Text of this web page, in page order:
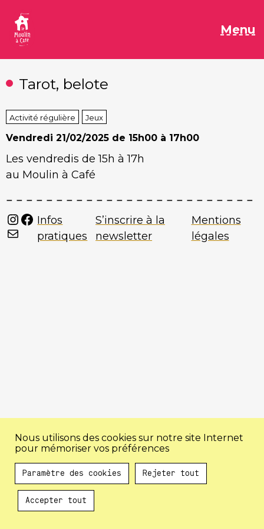
contenu
Menu
Tarot, belote
Activité régulière Jeux
Vendredi 21/02/2025 de 15h00 à 17h00
Les vendredis de 15h à 17h
au Moulin à Café
Instagram
Facebook
Mail
Infos
pratiques
S’inscrire à la
newsletter
Mentions
légales
Au programme !
Nous utilisons des cookies sur notre site Internet
pour mémoriser vos préférences
Paramètre des cookies Rejeter tout
Accepter tout